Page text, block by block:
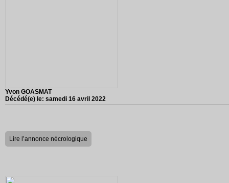
Yvon GOASMAT
Décédé(e) le: samedi 16 avril 2022
Lire l’annonce nécrologique